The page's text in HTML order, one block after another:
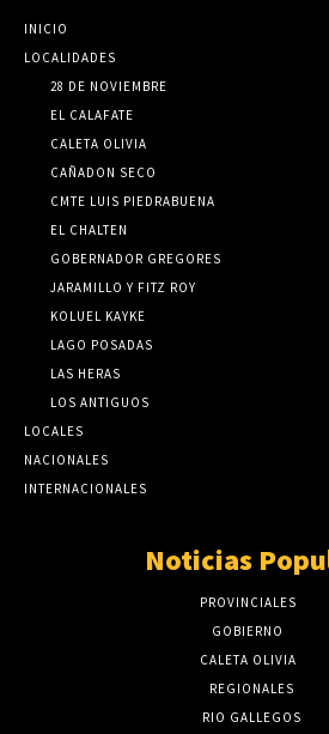
INICIO
LOCALIDADES
28 DE NOVIEMBRE
EL CALAFATE
CALETA OLIVIA
CAÑADON SECO
CMTE LUIS PIEDRABUENA
EL CHALTEN
GOBERNADOR GREGORES
JARAMILLO Y FITZ ROY
KOLUEL KAYKE
LAGO POSADAS
LAS HERAS
LOS ANTIGUOS
LOCALES
NACIONALES
INTERNACIONALES
Noticias
PROVINCIALES
GOBIERNO
CALETA OLIVIA
REGIONALES
RIO GALLEGOS